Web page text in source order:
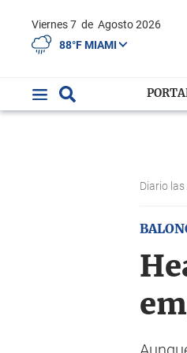
Viernes 7 de Agosto 2026
88°F MIAMI
Diario